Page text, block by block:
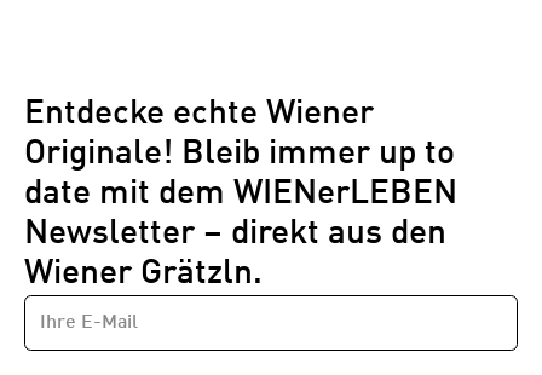
Entdecke echte Wiener
Originale! Bleib immer up to
date mit dem WIENerLEBEN
Newsletter – direkt aus den
Wiener Grätzln.
Newsletter
E-
MAIL-
ADRESSE